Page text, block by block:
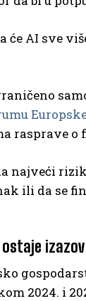
će AI sve
rasprave
najveći
ili da se
izazov
2024. i